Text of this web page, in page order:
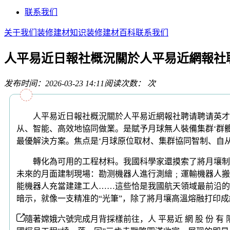
联系我们
关于我们 装修建材知识装修建材百科联系我们
人平易近日報社概況關於人平易近網報社
发布时间：2026-03-23 14:11阅读次数： 次
人平易近日報社概況關於人平易近網報社聘请聘请英才
从、智能、高效地協同做業。是賦予月球無人裝備集群‘
最優解決方案。焦点是‘月球原位取材、集群協同智制、
轉化為可用的工程材料。我國科學家還摸索了將月壤制
未來的月面建制現場：勘测機器人進行測繪﹔運輸機器
能機器人充當建建工人……這些恰是我國航天領域最前沿
暗示，就像一支精准的“光筆”，除了將月壤高溫熔融打印
隨著嫦娥六號完成月背採樣前往，人 平易近 網 股 份